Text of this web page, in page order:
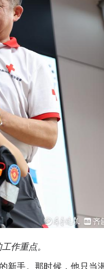
作重点。
新手。那时候，他只当